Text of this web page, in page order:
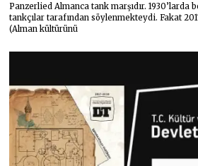
Panzerlied Almanca tank marşıdır. 1930’larda
tankçılar tarafından söylenmekteydi. Fakat
(Alman kültürünü